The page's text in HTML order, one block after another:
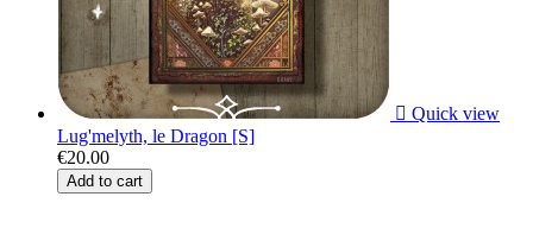
 Quick view
Lug'melyth, le Dragon [S]
€20.00
Add to cart